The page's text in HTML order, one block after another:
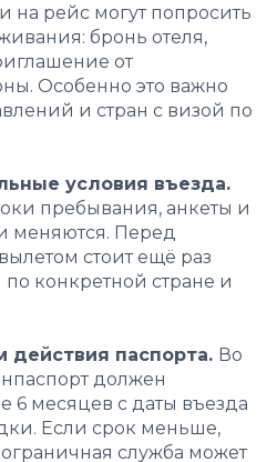
на рейс могут попросить
бронь отеля,
от
Особенно это важно
и стран с визой по
условия въезда.
пребывания, анкеты и
меняются. Перед
стоит ещё раз
по конкретной стране и
действия паспорта. Во
должен
6 месяцев с даты въезда
Если срок меньше,
служба может